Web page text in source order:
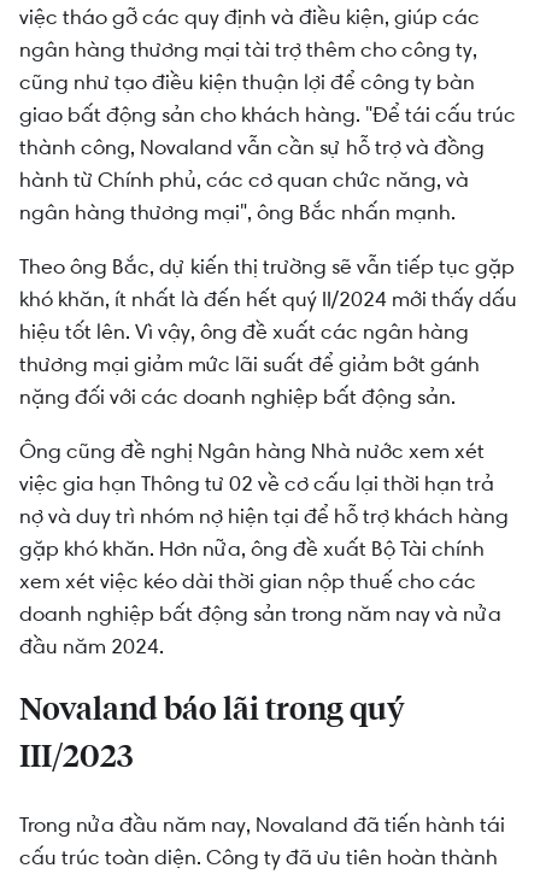
việc tháo gỡ các quy định và điều kiện, giúp các
ngân hàng thương mại tài trợ thêm cho công ty,
cũng như tạo điều kiện thuận lợi để công ty bàn
giao bất động sản cho khách hàng. "Để tái cấu trúc
thành công, Novaland vẫn cần sự hỗ trợ và đồng
hành từ Chính phủ, các cơ quan chức năng, và
ngân hàng thương mại", ông Bắc nhấn mạnh.
Theo ông Bắc, dự kiến thị trường sẽ vẫn tiếp tục gặp
khó khăn, ít nhất là đến hết quý II/2024 mới thấy dấu
hiệu tốt lên. Vì vậy, ông đề xuất các ngân hàng
thương mại giảm mức lãi suất để giảm bớt gánh
nặng đối với các doanh nghiệp bất động sản.
Ông cũng đề nghị Ngân hàng Nhà nước xem xét
việc gia hạn Thông tư 02 về cơ cấu lại thời hạn trả
nợ và duy trì nhóm nợ hiện tại để hỗ trợ khách hàng
gặp khó khăn. Hơn nữa, ông đề xuất Bộ Tài chính
xem xét việc kéo dài thời gian nộp thuế cho các
doanh nghiệp bất động sản trong năm nay và nửa
đầu năm 2024.
Novaland báo lãi trong quý
III/2023
Trong nửa đầu năm nay, Novaland đã tiến hành tái
cấu trúc toàn diện. Công ty đã ưu tiên hoàn thành